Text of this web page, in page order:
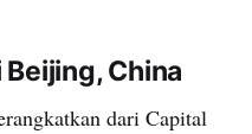
China
dari Capital